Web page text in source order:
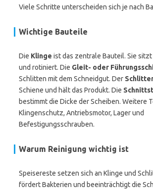
Viele Schritte unterscheiden sich je nach
Wichtige Bauteile
Die Klinge ist das zentrale Bauteil. Sie
und rotiniert. Die Gleit- oder
Schlitten mit dem Schneidgut. Der
Schiene und hält das Produkt. Die
bestimmt die Dicke der Scheiben. Weitere
Klingenschutz, Antriebsmotor, Lager und
Befestigungsschrauben.
Warum Reinigung wichtig ist
Speisereste setzen sich an Klinge und
fördert Bakterien und beeinträchtigt die